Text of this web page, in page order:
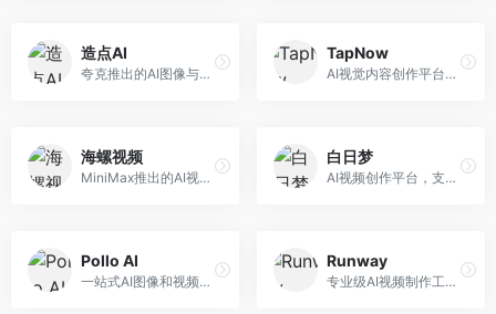
造点AI
夸克推出的AI图像与视频创作平台。面向普通用户和内容创作者，提供文生图、文生视频等功能，操作简便，与夸克生态深度整合。
TapNow
AI视觉内容创作平台，整合图像与视频生成能力。面向内容创作者，提供文生图、文生视频、智能编辑等服务，创作工具丰富，一站式体验便捷。
海螺视频
MiniMax推出的AI视频生成工具，支持高质量视频创作。面向内容创作者，提供文生视频、视频编辑等功能，生成速度快，视频效果自然流畅。
白日梦
AI视频创作平台，支持生成长达50分钟的长视频内容。面向长视频创作者和内容生产者，支持故事视频生成、视频编辑等功能，适合叙事性内容创作。
Pollo AI
一站式AI图像和视频创作平台，整合多种生成工具。面向内容创作者，提供文生图、文生视频、视频编辑等服务，创作工具全面，一站式体验便捷。
Runway
专业级AI视频制作工具，支持视频生成与编辑。面向影视制作人和创意工作者，提供文生视频、视频编辑、绿幕抠像等专业功能，视频处理能力强，适合专业创作场景。